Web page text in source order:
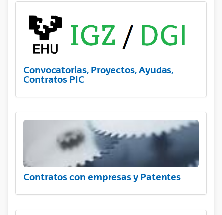
Convocatorias, Proyectos, Ayudas,
Contratos PIC
Contratos con empresas y Patentes